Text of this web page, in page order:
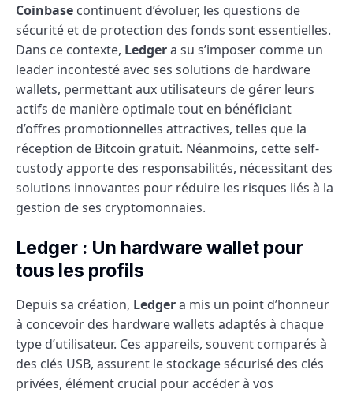
Coinbase continuent d’évoluer, les questions de
sécurité et de protection des fonds sont essentielles.
Dans ce contexte, Ledgera su s’imposer comme un
leader incontesté avec ses solutions de hardware
wallets, permettant aux utilisateurs de gérer leurs
actifs de manière optimale tout en bénéficiant
d’offres promotionnelles attractives, telles que la
réception de Bitcoin gratuit. Néanmoins, cette self-
custody apporte des responsabilités, nécessitant des
solutions innovantes pour réduire les risques liés à la
gestion de ses cryptomonnaies.
Ledger : Un hardware wallet pour
tous les profils
Depuis sa création, Ledgera mis un point d’honneur
à concevoir des hardware wallets adaptés à chaque
type d’utilisateur. Ces appareils, souvent comparés à
des clés USB, assurent le stockage sécurisé des clés
privées, élément crucial pour accéder à vos